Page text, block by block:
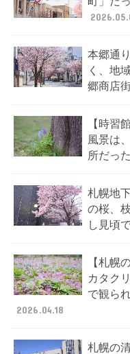
本郷通
く、地
郷商店
【時習
風景は
所だっ
札幌地
の桜、
し見頃
【札幌
カタク
で観ら
2026.04.18
札幌の